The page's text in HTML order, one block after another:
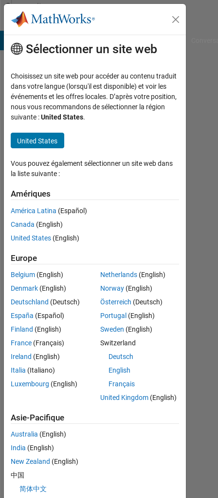
Passer au contenu
Community
Profile
Endu
lake
Last
presque
4 ans il
|
depuis
2022
Followers:
0
Follow
Tableau de bord
Statistiques
MATLAB Answers
CONTRIBUTIONS
10/22
03/23
08/23
01/24
06/24
11/24
04/25
02/26
07/26
04/23
10/23
04/24
10/24
10/25
Sélectionner un site web
Choisissez un site web pour accéder au contenu traduit
dans votre langue (lorsqu'il est disponible) et voir les
événements et les offres locales. D’après votre position,
nous vous recommandons de sélectionner la région
suivante :United States.
United States
Vous pouvez également sélectionner un site web dans
la liste suivante :
Amériques
América Latina (Español)
Canada (English)
United States (English)
Europe
Belgium (English)
Denmark (English)
Deutschland (Deutsch)
España (Español)
Finland (English)
France (Français)
Ireland (English)
Italia (Italiano)
Luxembourg (English)
Netherlands(English)
Norway(English)
Österreich (Deutsch)
Portugal (English)
Sweden (English)
Switzerland
Deutsch
English
Français
United Kingdom(English)
Asie-Pacifique
Australia (English)
India (English)
New Zealand (English)
中国
简体中文